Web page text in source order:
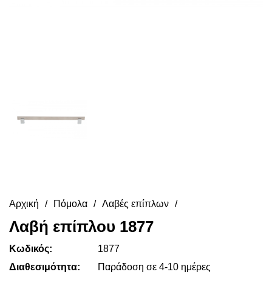
Αρχική Πόμολα Λαβές επίπλων
Λαβή επίπλου 1877
Κωδικός:
1877
Διαθεσιμότητα:
Παράδοση σε 4-10 ημέρες